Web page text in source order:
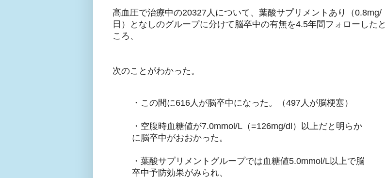
高血圧で治療中の20327人について、葉酸サプリメントあり（0.8mg/
日）となしのグループに分けて脳卒中の有無を4.5年間フォローしたと
ころ、
次のことがわかった。
・この間に616人が脳卒中になった。（497人が脳梗塞）
・空腹時血糖値が7.0mmol/L（=126mg/dl）以上だと明らか
に脳卒中がおおかった。
・葉酸サプリメントグループでは血糖値5.0mmol/L以上で脳
卒中予防効果がみられ、